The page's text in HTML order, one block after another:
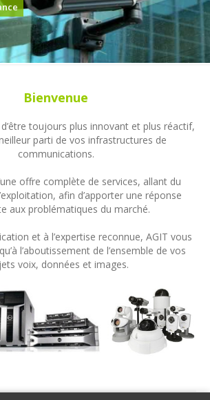
Bienvenue
toujours plus innovant et plus réactif,
parti de vos infrastructures de
communications.
offre complète de services, allant du
afin d’apporter une réponse
aux problématiques du marché.
et à l’expertise reconnue, AGIT vous
l’aboutissement de l’ensemble de vos
voix, données et images.